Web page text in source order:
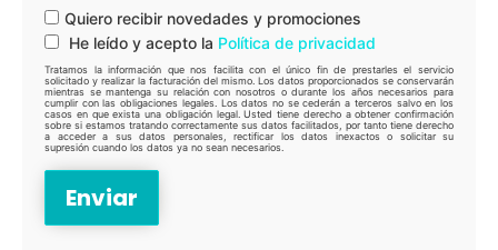
Quiero recibir novedades y promociones
He leído y acepto la Política de privacidad
Tratamos la información que nos facilita con el único fin de prestarles el servicio
solicitado y realizar la facturación del mismo. Los datos proporcionados se conservarán
mientras se mantenga su relación con nosotros o durante los años necesarios para
cumplir con las obligaciones legales. Los datos no se cederán a terceros salvo en los
casos en que exista una obligación legal. Usted tiene derecho a obtener confirmación
sobre si estamos tratando correctamente sus datos facilitados, por tanto tiene derecho
a acceder a sus datos personales, rectificar los datos inexactos o solicitar su
supresión cuando los datos ya no sean necesarios.